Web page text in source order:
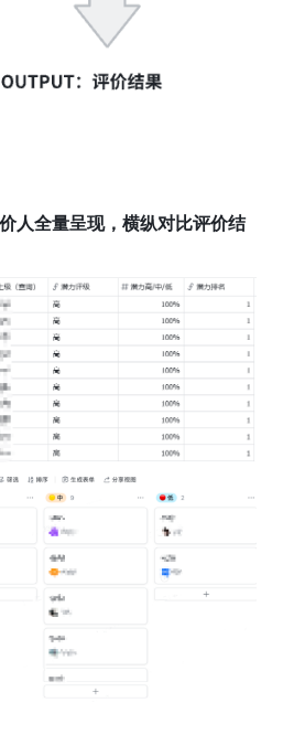
人全量呈现，横纵对比评价结